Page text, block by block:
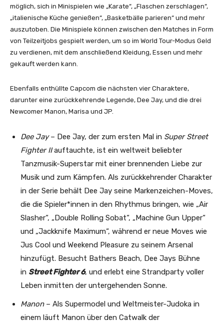
möglich, sich in Minispielen wie „Karate“, „Flaschen zerschlagen“,
„italienische Küche genießen“, „Basketbälle parieren“ und mehr
auszutoben. Die Minispiele können zwischen den Matches in Form
von Teilzeitjobs gespielt werden, um so im World Tour-Modus Geld
zu verdienen, mit dem anschließend Kleidung, Essen und mehr
gekauft werden kann.
Ebenfalls enthüllte Capcom die nächsten vier Charaktere,
darunter eine zurückkehrende Legende, Dee Jay, und die drei
Newcomer Manon, Marisa und JP.
Dee Jay– Dee Jay, der zum ersten Mal in Super Street
Fighter IIauftauchte, ist ein weltweit beliebter
Tanzmusik-Superstar mit einer brennenden Liebe zur
Musik und zum Kämpfen. Als zurückkehrender Charakter
in der Serie behält Dee Jay seine Markenzeichen-Moves,
die die Spieler*innen in den Rhythmus bringen, wie „Air
Slasher“, „Double Rolling Sobat“, „Machine Gun Upper“
und „Jackknife Maximum“, während er neue Moves wie
Jus Cool und Weekend Pleasure zu seinem Arsenal
hinzufügt. Besucht Bathers Beach, Dee Jays Bühne
in Street Fighter 6, und erlebt eine Strandparty voller
Leben inmitten der untergehenden Sonne.
Manon – Als Supermodel und Weltmeister-Judoka in
einem läuft Manon über den Catwalk der